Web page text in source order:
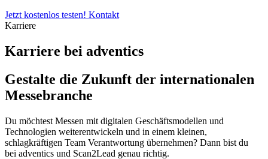
Jetzt kostenlos testen! Kontakt
Karriere
Karriere bei adventics
Gestalte die Zukunft der internationalen
Messebranche
Du möchtest Messen mit digitalen Geschäftsmodellen und
Technologien weiterentwickeln und in einem kleinen,
schlagkräftigen Team Verantwortung übernehmen? Dann bist du
bei adventics und Scan2Lead genau richtig.